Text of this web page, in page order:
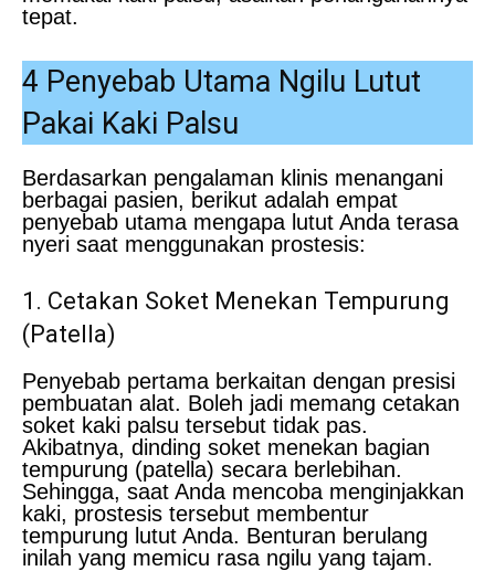
tepat.
4 Penyebab Utama Ngilu Lutut
Pakai Kaki Palsu
Berdasarkan pengalaman klinis menangani
berbagai pasien, berikut adalah empat
penyebab utama mengapa lutut Anda terasa
nyeri saat menggunakan prostesis:
1. Cetakan Soket Menekan Tempurung
(Patella)
Penyebab pertama berkaitan dengan presisi
pembuatan alat. Boleh jadi memang cetakan
soket kaki palsu tersebut tidak pas.
Akibatnya, dinding soket menekan bagian
tempurung (patella) secara berlebihan.
Sehingga, saat Anda mencoba menginjakkan
kaki, prostesis tersebut membentur
tempurung lutut Anda. Benturan berulang
inilah yang memicu rasa ngilu yang tajam.